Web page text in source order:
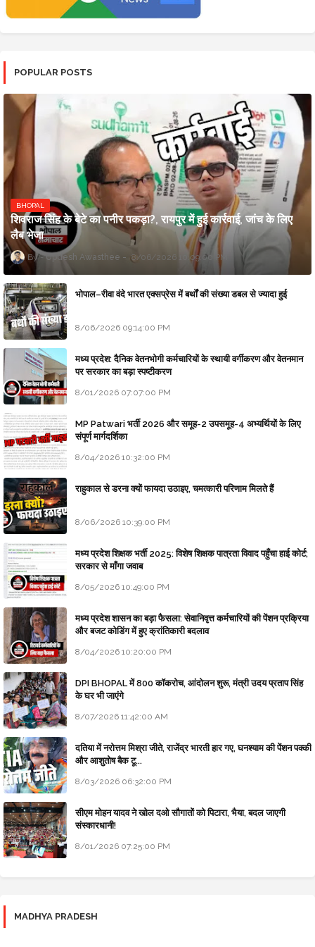
POPULAR POSTS
BHOPAL
शिवराज सिंह के बेटे का पनीर पकड़ा?, रायपुर में हुई कार्रवाई, जांच के लिए
लैब भेजा
Updesh Awasthee 8/06/2026 10:09:00 PM
भोपाल–रीवा वंदे भारत एक्सप्रेस में बर्थों की संख्या डबल से ज्यादा हुई
8/06/2026 09:14:00 PM
मध्य प्रदेश: दैनिक वेतनभोगी कर्मचारियों के स्थायी वर्गीकरण और वेतनमान
पर सरकार का बड़ा स्पष्टीकरण
8/01/2026 07:07:00 PM
MP Patwari भर्ती 2026 और समूह-2 उपसमूह-4 अभ्यर्थियों के लिए
संपूर्ण मार्गदर्शिका
8/04/2026 10:32:00 PM
राहुकाल से डरना क्यों फायदा उठाइए, चमत्कारी परिणाम मिलते हैं
8/06/2026 10:39:00 PM
मध्य प्रदेश शिक्षक भर्ती 2025: विशेष शिक्षक पात्रता विवाद पहुँचा हाई कोर्ट;
सरकार से माँगा जवाब
8/05/2026 10:49:00 PM
मध्य प्रदेश शासन का बड़ा फैसला: सेवानिवृत्त कर्मचारियों की पेंशन प्रक्रिया
और बजट कोडिंग में हुए क्रांतिकारी बदलाव
8/04/2026 10:20:00 PM
DPI BHOPAL में 800 कॉकरोच, आंदोलन शुरू, मंत्री उदय प्रताप सिंह
के घर भी जाएंगे
8/07/2026 11:42:00 AM
दतिया में नरोत्तम मिश्रा जीते, राजेंद्र भारती हार गए, घनश्याम की पेंशन पक्की
और आशुतोष बैक टू...
8/03/2026 06:32:00 PM
सीएम मोहन यादव ने खोल दओ सौगातों को पिटारा, भैया, बदल जाएगी
संस्कारधानी!
8/01/2026 07:25:00 PM
MADHYA PRADESH